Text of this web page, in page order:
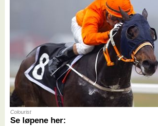
Colourist
Se løpene her: